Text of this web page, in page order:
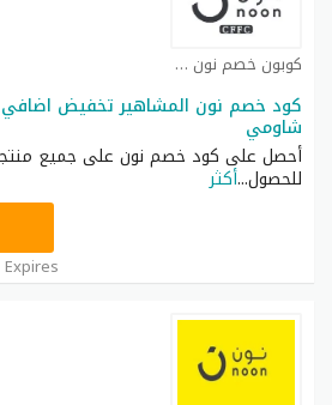
كوبون خصم نون كوبون
كود خصم نون المشاهير تخفيض
شاومي
أحصل على كود خصم نون على جميع
للحصول...أكثر